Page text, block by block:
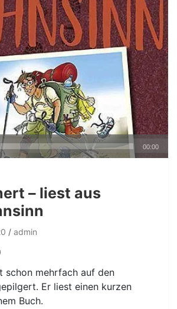
00:00
– liest aus
admin
schon mehrfach auf den
Er liest einen kurzen
Buch.